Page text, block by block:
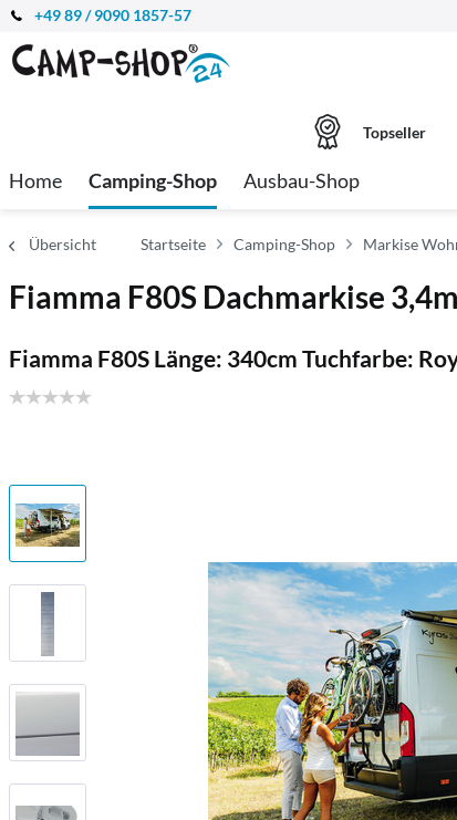
+49 89 / 9090 1857-57
Topseller
Home Camping-Shop Ausbau-Shop
Übersicht Startseite Camping-Shop Markise
Fiamma F80S Dachmarkise
Fiamma F80S Länge: 340cm Tuchfarbe: